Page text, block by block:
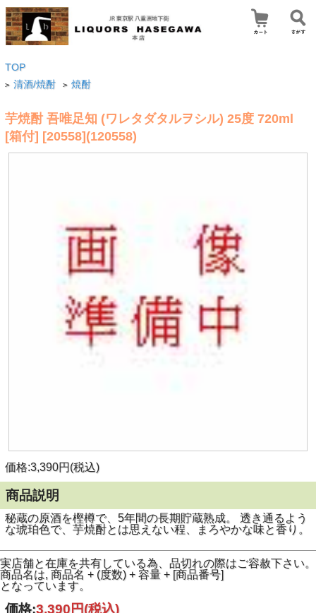
TOP
> 清酒/焼酎 > 焼酎
芋焼酎 吾唯足知 (ワレタダタルヲシル) 25度 720ml
[箱付] [20558](120558)
価格:3,390円(税込)
商品説明
秘蔵の原酒を樫樽で、5年間の長期貯蔵熟成。 透き通るよう
な琥珀色で、芋焼酎とは思えない程、まろやかな味と香り。
実店舗と在庫を共有している為、品切れの際はご容赦下さい。
商品名は, 商品名 + (度数) + 容量 + [商品番号]
となっています。
価格:3,390円(税込)